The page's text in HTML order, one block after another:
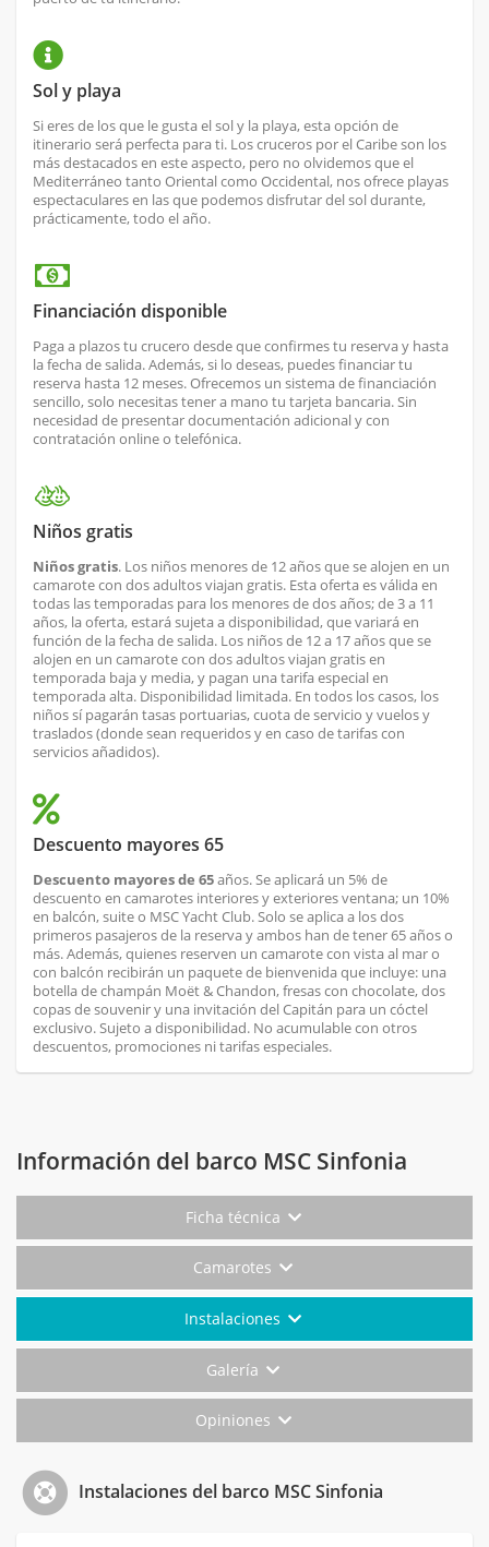
Sol y playa
Si eres de los que le gusta el sol y la playa, esta opción de
itinerario será perfecta para ti. Los cruceros por el Caribe son los
más destacados en este aspecto, pero no olvidemos que el
Mediterráneo tanto Oriental como Occidental, nos ofrece playas
espectaculares en las que podemos disfrutar del sol durante,
prácticamente, todo el año.
Financiación disponible
Paga a plazos tu crucero desde que confirmes tu reserva y hasta
la fecha de salida. Además, si lo deseas, puedes financiar tu
reserva hasta 12 meses. Ofrecemos un sistema de financiación
sencillo, solo necesitas tener a mano tu tarjeta bancaria. Sin
necesidad de presentar documentación adicional y con
contratación online o telefónica.
Niños gratis
Niños gratis. Los niños menores de 12 años que se alojen en un
camarote con dos adultos viajan gratis. Esta oferta es válida en
todas las temporadas para los menores de dos años; de 3 a 11
años, la oferta, estará sujeta a disponibilidad, que variará en
función de la fecha de salida. Los niños de 12 a 17 años que se
alojen en un camarote con dos adultos viajan gratis en
temporada baja y media, y pagan una tarifa especial en
temporada alta. Disponibilidad limitada. En todos los casos, los
niños sí pagarán tasas portuarias, cuota de servicio y vuelos y
traslados (donde sean requeridos y en caso de tarifas con
servicios añadidos).
Descuento mayores 65
Descuento mayores de 65años. Se aplicará un 5% de
descuento en camarotes interiores y exteriores ventana; un 10%
en balcón, suite o MSC Yacht Club. Solo se aplica a los dos
primeros pasajeros de la reserva y ambos han de tener 65 años o
más. Además, quienes reserven un camarote con vista al mar o
con balcón recibirán un paquete de bienvenida que incluye: una
botella de champán Moët & Chandon, fresas con chocolate, dos
copas de souvenir y una invitación del Capitán para un cóctel
exclusivo. Sujeto a disponibilidad. No acumulable con otros
descuentos, promociones ni tarifas especiales.
Información del barco MSC Sinfonia
Ficha técnica
Camarotes
Instalaciones
Galería
Opiniones
Instalaciones del barco MSC Sinfonia